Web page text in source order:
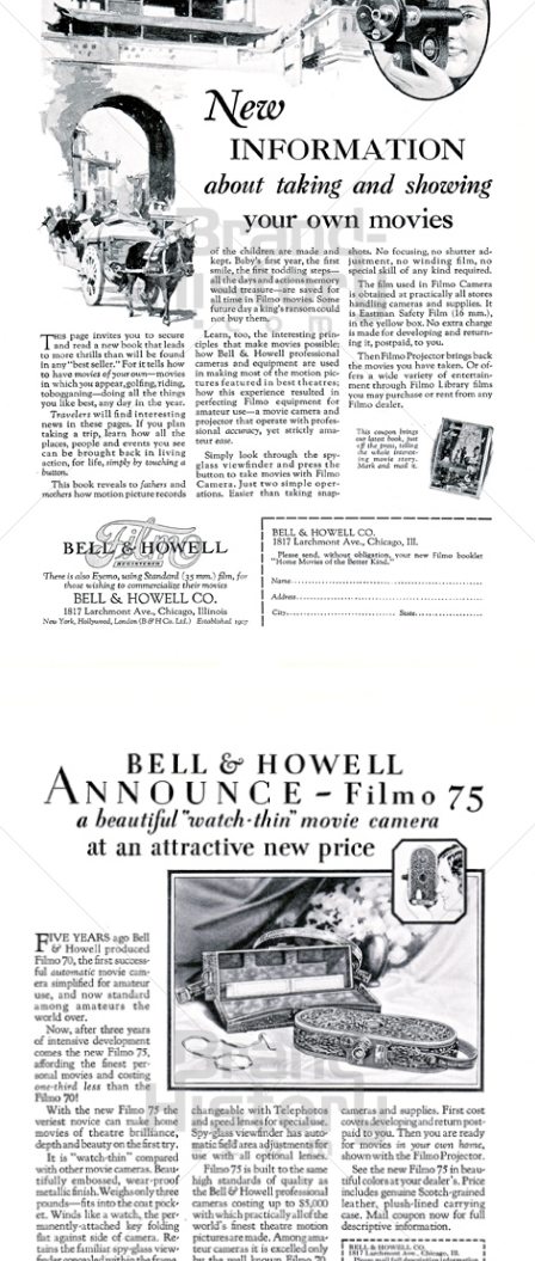
BELL & HOWELL BÖWE BELL & HOWELL 1928
BELL & HOWELL BÖWE BELL & HOWELL 1928